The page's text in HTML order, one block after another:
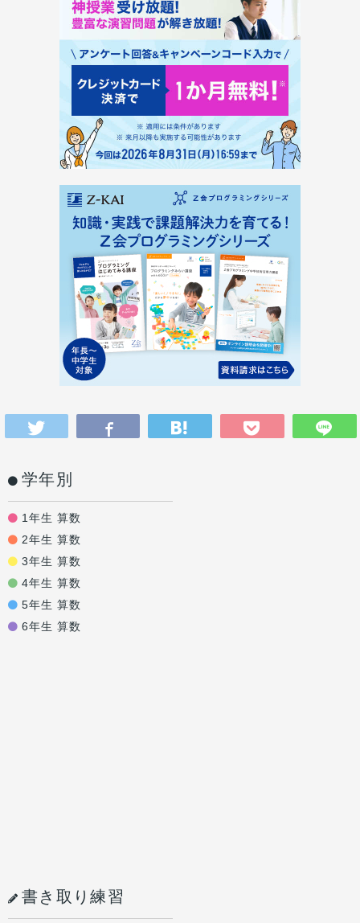
学年別
1年生 算数
2年生 算数
3年生 算数
4年生 算数
5年生 算数
6年生 算数
書き取り練習